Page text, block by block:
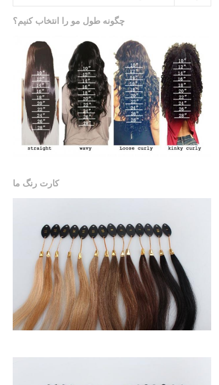
چگونه طول مو را انتخاب کنیم؟
کارت رنگ ما